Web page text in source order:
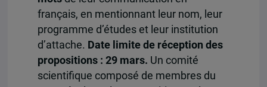
français, en mentionnant leur nom, leur
programme d’études et leur institution
d’attache. Date limite de réception des
propositions : 29 mars. Un comité
scientifique composé de membres du